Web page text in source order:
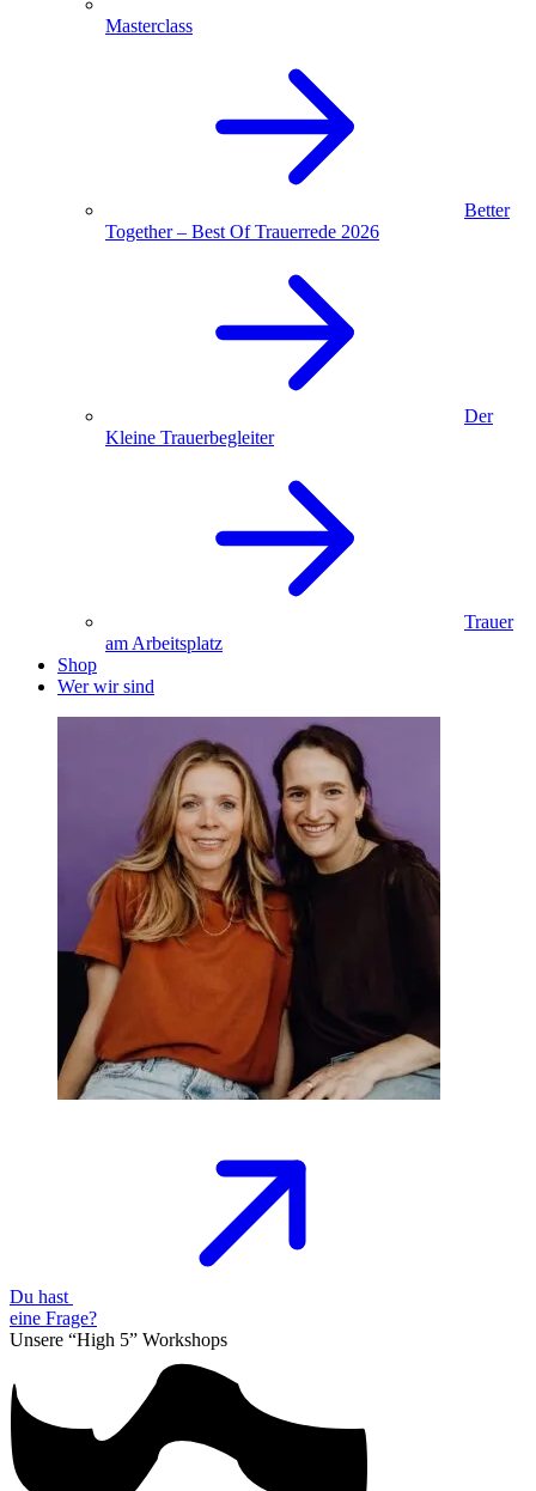
Masterclass
Better
Together – Best Of Trauerrede 2026
Der
Kleine Trauerbegleiter
Trauer
am Arbeitsplatz
Shop
Wer wir sind
Du hast
eine Frage?
Unsere “High 5” Workshops